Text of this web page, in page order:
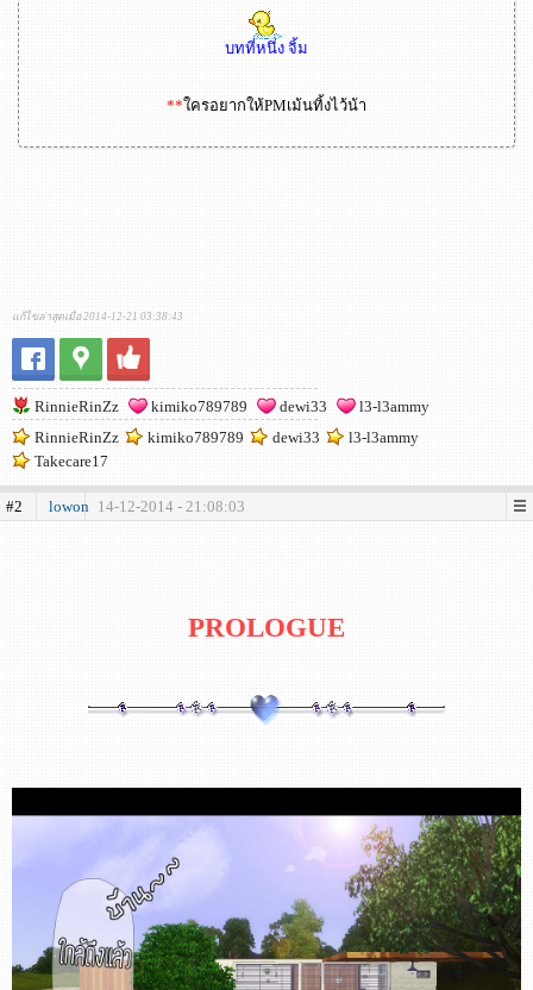
บทที่หนึ่ง จิ้ม
**ใครอยากให้PMเม้นทิ้งไว้น้า
แก้ไขล่าสุดเมื่อ 2014-12-21 03:38:43
RinnieRinZz kimiko789789 dewi33
l3-l3ammy
RinnieRinZz
kimiko789789 dewi33
l3-l3ammy
Takecare17
#2 lowon 14-12-2014 - 21:08:03
PROLOGUE